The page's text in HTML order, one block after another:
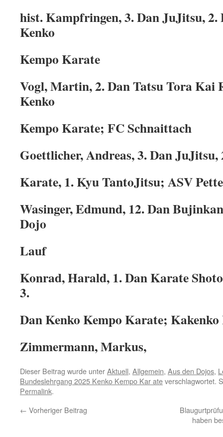
hist. Kampfringen, 3. Dan JuJitsu, 2.
Kenko
Kempo Karate
Vogl, Martin, 2. Dan Tatsu Tora Kai
Kenko
Kempo Karate; FC Schnaittach
Goettlicher, Andreas, 3. Dan
Karate, 1. Kyu TantoJitsu; ASV
Wasinger, Edmund, 12. Dan
Dojo
Lauf
Konrad, Harald, 1. Dan Karate
3.
Dan Kenko Kempo Karate;
Zimmermann, Markus,
Dieser Beitrag wurde unterAktuell, Allgemein, Aus den Dojos,
Bundeslehrgang 2025 Kenko Kempo Kar ateverschlagwortet.
Permalink.
← Vorheriger Beitrag
haben